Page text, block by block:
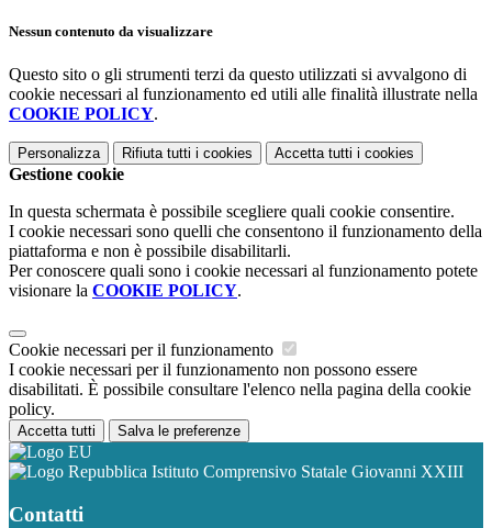
Nessun contenuto da visualizzare
Questo sito o gli strumenti terzi da questo utilizzati si avvalgono di
cookie necessari al funzionamento ed utili alle finalità illustrate nella
COOKIE POLICY.
Personalizza Rifiuta tutti i cookies Accetta tutti i cookies
Gestione cookie
In questa schermata è possibile scegliere quali cookie consentire.
I cookie necessari sono quelli che consentono il funzionamento della
piattaforma e non è possibile disabilitarli.
Per conoscere quali sono i cookie necessari al funzionamento potete
visionare la COOKIE POLICY.
Cookie necessari per il funzionamento
I cookie necessari per il funzionamento non possono essere
disabilitati. È possibile consultare l'elenco nella pagina della cookie
policy.
Accetta tutti Salva le preferenze
Istituto Comprensivo Statale Giovanni XXIII
Contatti